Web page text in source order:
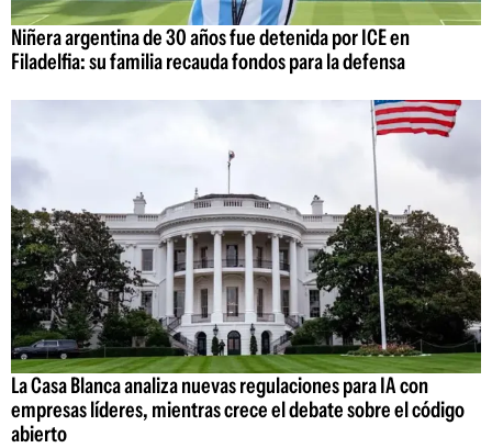
Niñera argentina de 30 años fue detenida por ICE en
Filadelfia: su familia recauda fondos para la defensa
La Casa Blanca analiza nuevas regulaciones para IA con
empresas líderes, mientras crece el debate sobre el código
abierto